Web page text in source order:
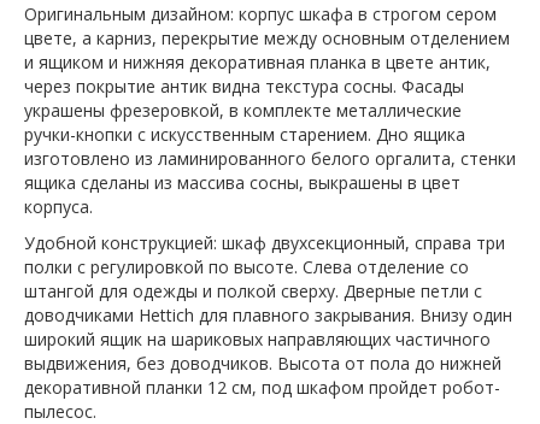
Оригинальным дизайном: корпус шкафа в строгом сером
цвете, а карниз, перекрытие между основным отделением
и ящиком и нижняя декоративная планка в цвете антик,
через покрытие антик видна текстура сосны. Фасады
украшены фрезеровкой, в комплекте металлические
ручки-кнопки с искусственным старением. Дно ящика
изготовлено из ламинированного белого оргалита, стенки
ящика сделаны из массива сосны, выкрашены в цвет
корпуса.
Удобной конструкцией: шкаф двухсекционный, справа три
полки с регулировкой по высоте. Слева отделение со
штангой для одежды и полкой сверху. Дверные петли с
доводчиками Hettich для плавного закрывания. Внизу один
широкий ящик на шариковых направляющих частичного
выдвижения, без доводчиков. Высота от пола до нижней
декоративной планки 12 см, под шкафом пройдет робот-
пылесос.